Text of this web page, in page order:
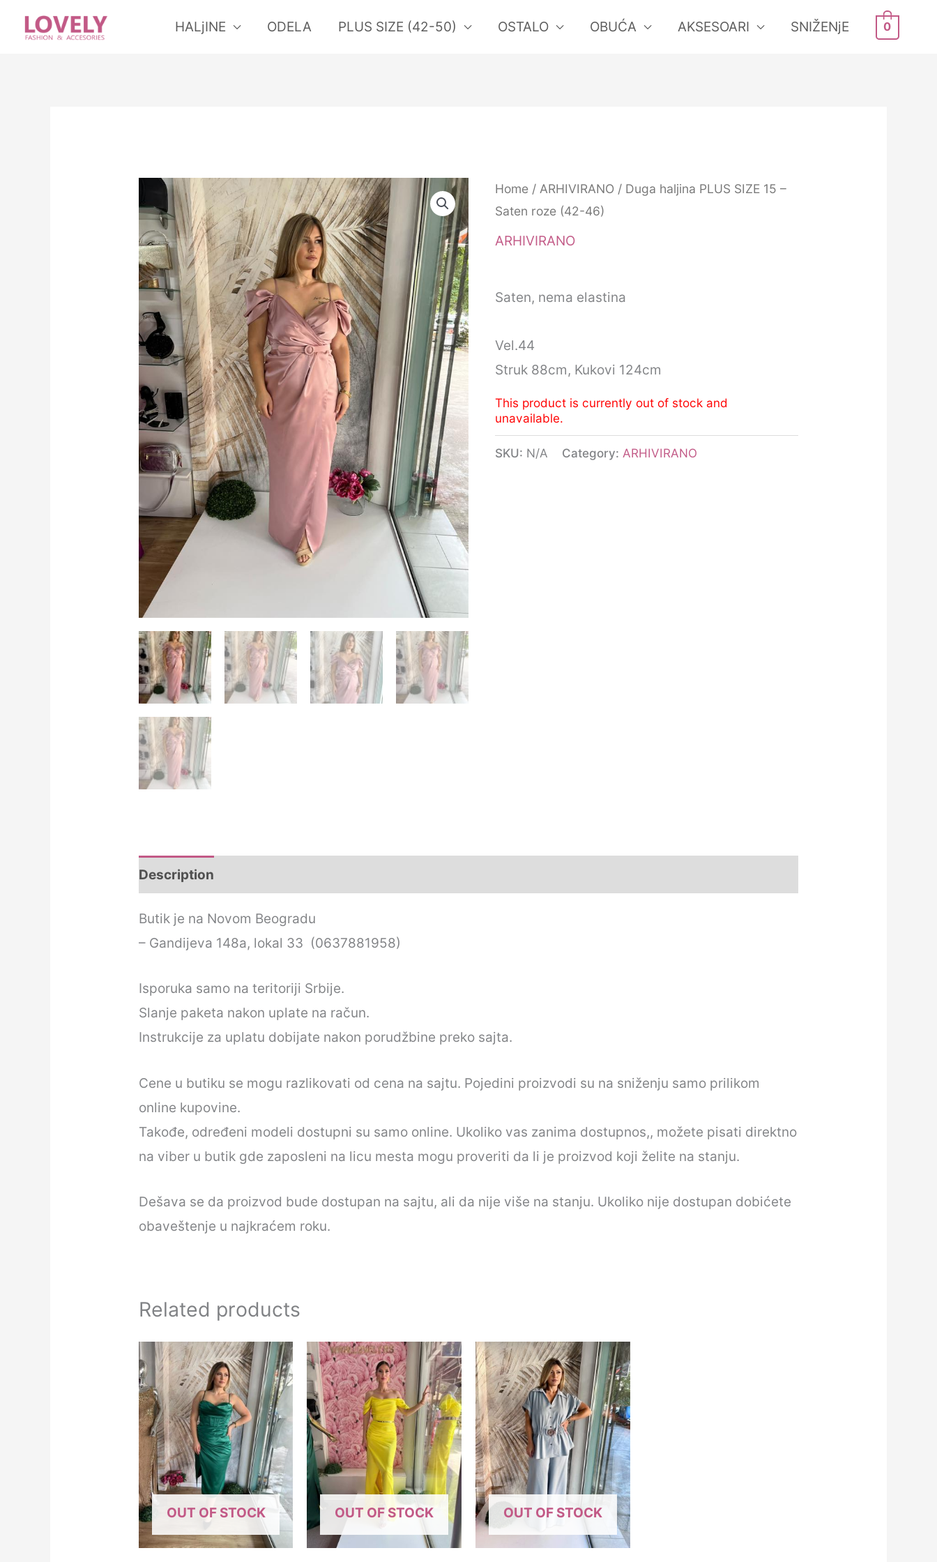
HALjINE ODELA PLUS SIZE (42-50) OSTALO OBUĆA AKSESOARI SNIŽENjE 0
Home/ ARHIVIRANO/ Duga haljina PLUS SIZE 15 –
Saten roze (42-46)
ARHIVIRANO
Saten, nema elastina
Vel.44
Struk 88cm, Kukovi 124cm
This product is currently out of stock and
unavailable.
SKU: N/A Category: ARHIVIRANO
Description
Butik je na Novom Beogradu
– Gandijeva 148a, lokal 33 (0637881958)
Isporuka samo na teritoriji Srbije.
Slanje paketa nakon uplate na račun.
Instrukcije za uplatu dobijate nakon porudžbine preko sajta.
Cene u butiku se mogu razlikovati od cena na sajtu. Pojedini proizvodi su na sniženju samo prilikom
online kupovine.
Takođe, određeni modeli dostupni su samo online. Ukoliko vas zanima dostupnos,, možete pisati direktno
na viber u butik gde zaposleni na licu mesta mogu proveriti da li je proizvod koji želite na stanju.
Dešava se da proizvod bude dostupan na sajtu, ali da nije više na stanju. Ukoliko nije dostupan dobićete
obaveštenje u najkraćem roku.
Related products
OUT OF STOCK OUT OF STOCK OUT OF STOCK